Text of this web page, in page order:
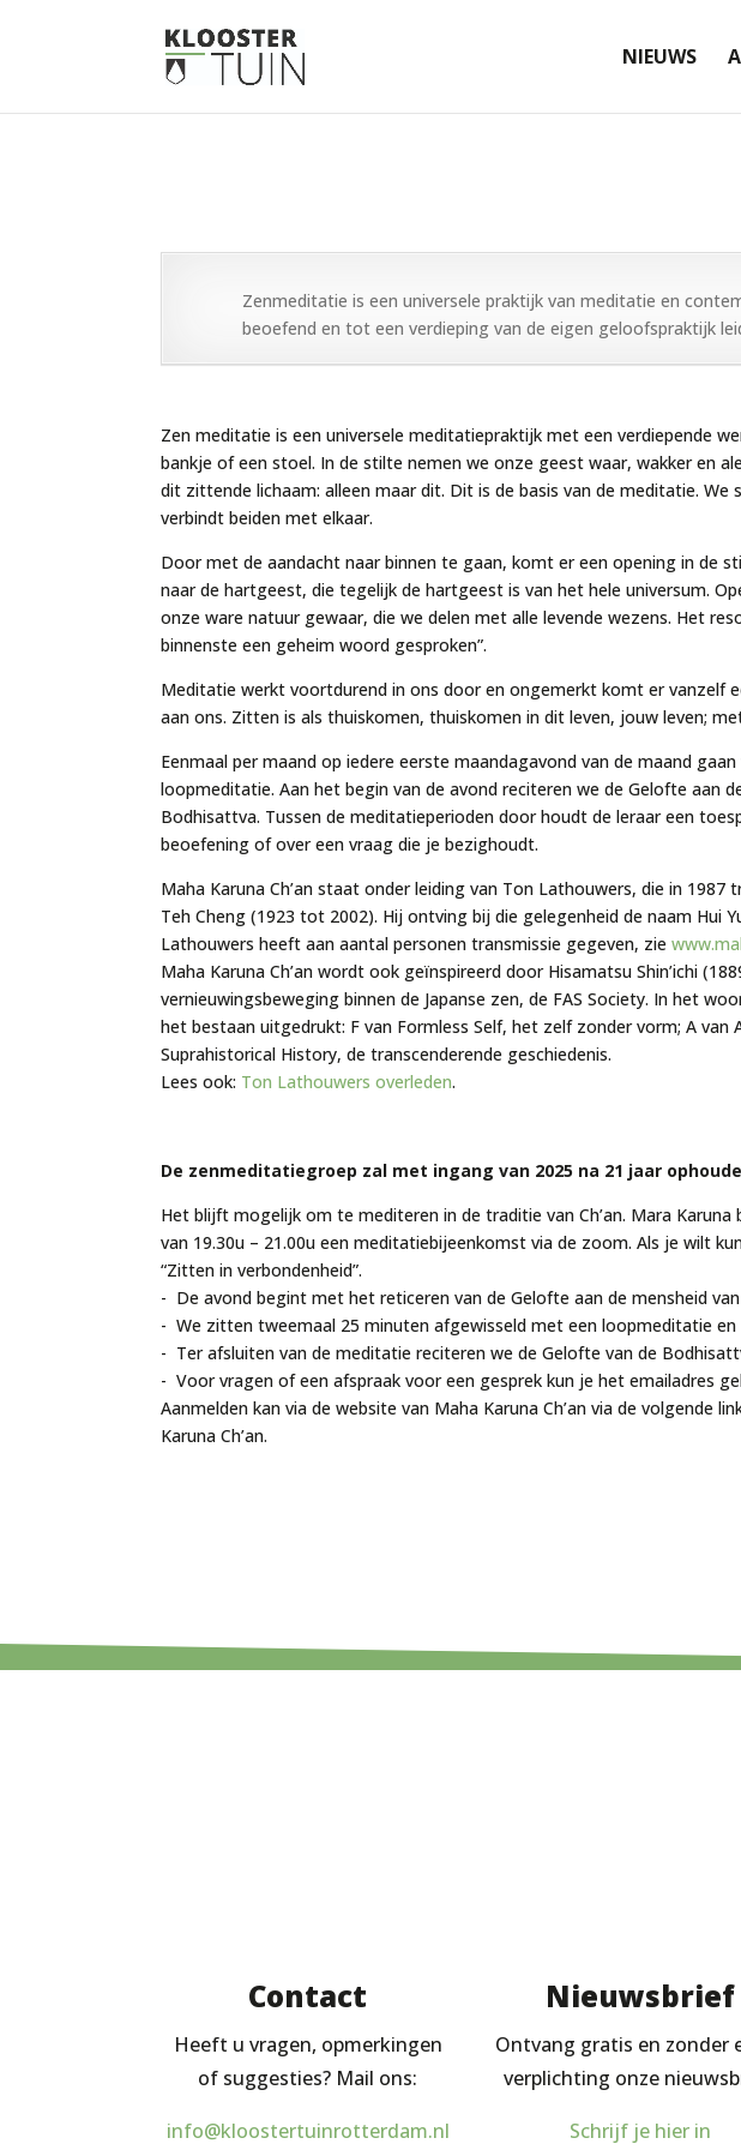
NIEUWS
Zenmeditatie is een universele praktijk van meditatie en
beoefend en tot een verdieping van de eigen geloofspraktijk
Zen meditatie is een universele meditatiepraktijk met een verdiepende
bankje of een stoel. In de stilte nemen we onze geest waar, wakker en
dit zittende lichaam: alleen maar dit. Dit is de basis van de meditatie.
verbindt beiden met elkaar.
Door met de aandacht naar binnen te gaan, komt er een opening in de
naar de hartgeest, die tegelijk de hartgeest is van het hele universum.
onze ware natuur gewaar, die we delen met alle levende wezens. Het
binnenste een geheim woord gesproken”.
Meditatie werkt voortdurend in ons door en ongemerkt komt er vanzelf
aan ons. Zitten is als thuiskomen, thuiskomen in dit leven, jouw leven;
Eenmaal per maand op iedere eerste maandagavond van de maand
loopmeditatie. Aan het begin van de avond reciteren we de Gelofte aan
Bodhisattva. Tussen de meditatieperioden door houdt de leraar een
beoefening of over een vraag die je bezighoudt.
Maha Karuna Ch’an staat onder leiding van Ton Lathouwers, die in 1987
Teh Cheng (1923 tot 2002). Hij ontving bij die gelegenheid de naam Hui
Lathouwers heeft aan aantal personen transmissie gegeven, zie
Maha Karuna Ch’an wordt ook geïnspireerd door Hisamatsu Shin’ichi
vernieuwingsbeweging binnen de Japanse zen, de FAS Society. In het
het bestaan uitgedrukt: F van Formless Self, het zelf zonder vorm; A van
Suprahistorical History, de transcenderende geschiedenis.
Lees ook: Ton Lathouwers overleden.
De zenmeditatiegroep zal met ingang van 2025 na 21 jaar
Het blijft mogelijk om te mediteren in de traditie van Ch’an. Mara
van 19.30u – 21.00u een meditatiebijeenkomst via de zoom. Als je wilt
“Zitten in verbondenheid”.
- De avond begint met het reticeren van de Gelofte aan de mensheid
- We zitten tweemaal 25 minuten afgewisseld met een loopmeditatie en
- Ter afsluiten van de meditatie reciteren we de Gelofte van de
- Voor vragen of een afspraak voor een gesprek kun je hetemailadres
Aanmelden kan via de website van Maha Karuna Ch’an via de volgende
Karuna Ch’an.
Contact
Heeft u vragen, opmerkingen
of suggesties? Mail ons:
info@kloostertuinrotterdam.nl
Nieuwsbrief
Ontvang gratis en zonder
verplichting onze
Schrijf je hier in